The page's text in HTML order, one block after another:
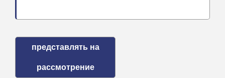
представлять на
рассмотрение